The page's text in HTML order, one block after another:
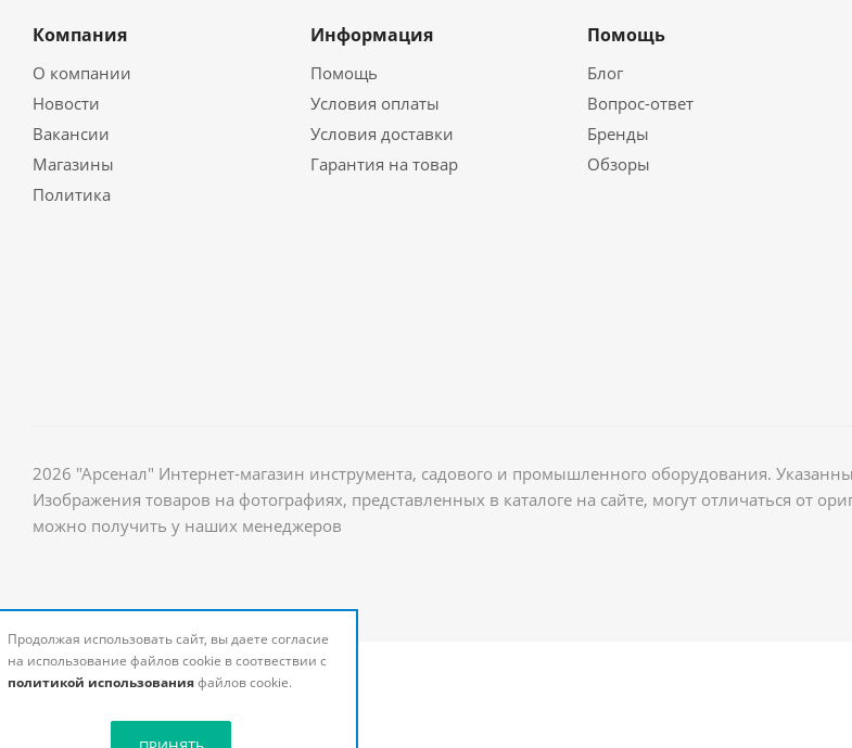
Компания
О компании
Новости
Вакансии
Магазины
Политика
Информация
Помощь
Условия оплаты
Условия доставки
Гарантия на товар
Помощь
Блог
Вопрос-ответ
Бренды
Обзоры
2026 "Арсенал" Интернет-магазин инструмента, садового и промышленного оборудования.
Изображения товаров на фотографиях, представленных в каталоге на сайте, могут отличаться от
можно получить у наших менеджеров
Продолжая использовать сайт, вы даете согласие
на использование файлов cookie в соотвествии с
политикой использованияфайлов cookie.